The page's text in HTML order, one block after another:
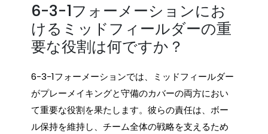
6-3-1フォーメーションにお
けるミッドフィールダーの重
要な役割は何ですか？
6-3-1フォーメーションでは、ミッドフィールダー
がプレーメイキングと守備のカバーの両方におい
て重要な役割を果たします。彼らの責任は、ボー
ル保持を維持し、チーム全体の戦略を支えるため